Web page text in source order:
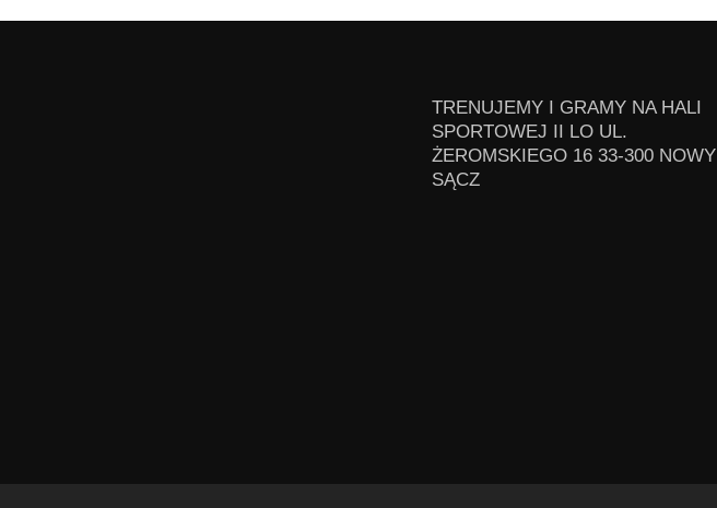
TRENUJEMY I GRAMY NA HALI
SPORTOWEJ II LO UL.
ŻEROMSKIEGO 16 33-300 NOWY
SĄCZ